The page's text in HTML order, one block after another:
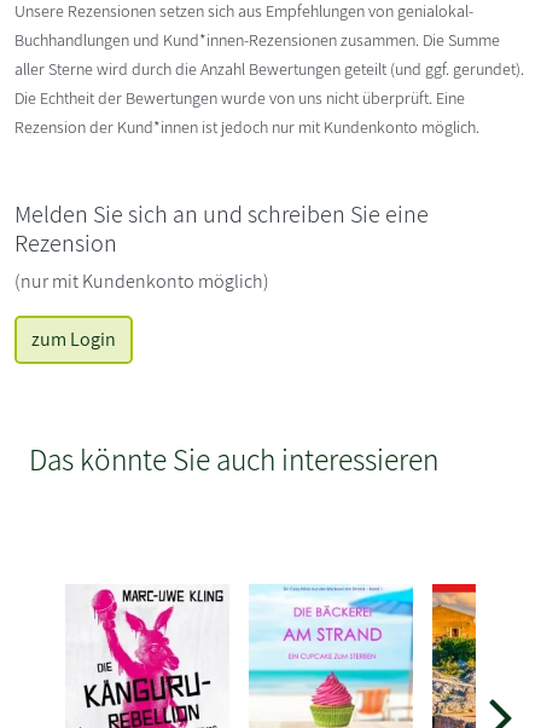
Unsere Rezensionen setzen sich aus Empfehlungen von genialokal-
Buchhandlungen und Kund*innen-Rezensionen zusammen. Die Summe
aller Sterne wird durch die Anzahl Bewertungen geteilt (und ggf. gerundet).
Die Echtheit der Bewertungen wurde von uns nicht überprüft. Eine
Rezension der Kund*innen ist jedoch nur mit Kundenkonto möglich.
Melden Sie sich an und schreiben Sie eine
Rezension
(nur mit Kundenkonto möglich)
zum Login
Das könnte Sie auch interessieren